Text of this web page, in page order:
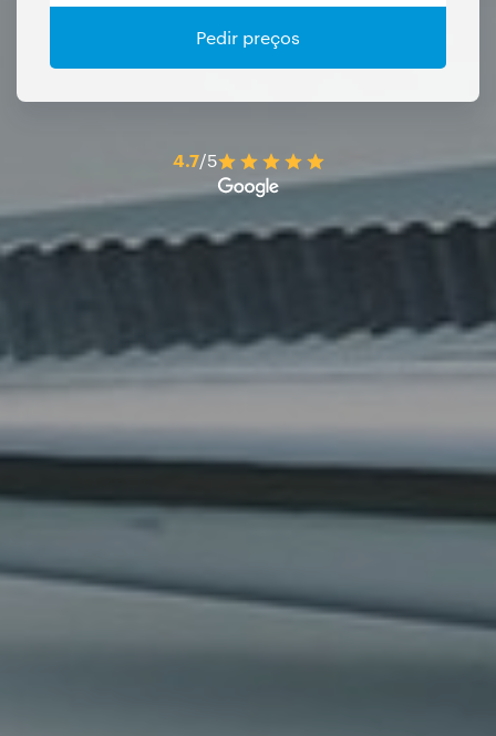
Pedir preços
4.7/5